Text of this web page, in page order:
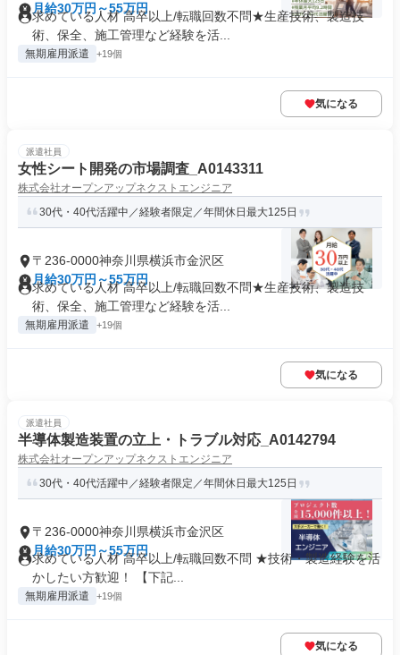
月給30万円～55万円
求めている人材 高卒以上/転職回数不問★生産技術、製造技
術、保全、施工管理など経験を活...
無期雇用派遣 +19個
気になる
派遣社員
女性シート開発の市場調査_A0143311
株式会社オープンアップネクストエンジニア
30代・40代活躍中／経験者限定／年間休日最大125日
〒236-0000神奈川県横浜市金沢区
月給30万円～55万円
求めている人材 高卒以上/転職回数不問★生産技術、製造技
術、保全、施工管理など経験を活...
無期雇用派遣 +19個
気になる
派遣社員
半導体製造装置の立上・トラブル対応_A0142794
株式会社オープンアップネクストエンジニア
30代・40代活躍中／経験者限定／年間休日最大125日
〒236-0000神奈川県横浜市金沢区
月給30万円～55万円
求めている人材 高卒以上/転職回数不問 ★技術・製造経験を活
かしたい方歓迎！ 【下記...
無期雇用派遣 +19個
気になる